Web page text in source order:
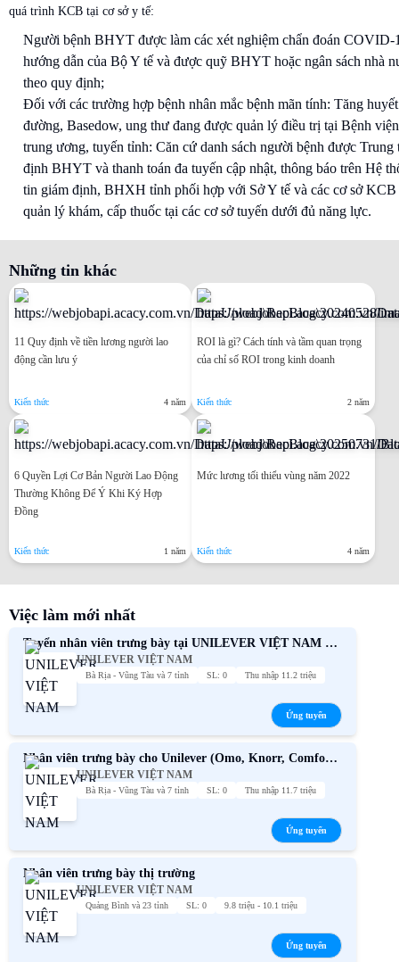
quá trình KCB tại cơ sở y tế:
Người bệnh BHYT được làm các xét nghiệm chẩn đoán COVID-
hướng dẫn của Bộ Y tế và được quỹ BHYT hoặc ngân sách nhà
theo quy định;
Đối với các trường hợp bệnh nhân mắc bệnh mãn tính: Tăng
đường, Basedow, ung thư đang được quản lý điều trị tại Bệnh
trung ương, tuyến tỉnh: Căn cứ danh sách người bệnh được Trung
định BHYT và thanh toán đa tuyến cập nhật, thông báo trên Hệ
tin giám định, BHXH tỉnh phối hợp với Sở Y tế và các cơ sở KCB
quản lý khám, cấp thuốc tại các cơ sở tuyến dưới đủ năng lực.
Việc làm mới nhất
Tuyển nhân viên trưng bày tại UNILEVER VIỆT NAM –
Thu nhập cạnh tranh
UNILEVER VIỆT NAM
Bà Rịa - Vũng Tàu và 7 tỉnh SL: 0 Thu nhập 11.2 triệu
Ứng tuyển
Nhân viên trưng bày cho Unilever (Omo, Knorr, Comfort,
Sunsilk, P/S,...)UNILEVER VIỆT NAM
Bà Rịa - Vũng Tàu và 7 tỉnh SL: 0 Thu nhập 11.7 triệu
Ứng tuyển
Nhân viên trưng bày thị trường
UNILEVER VIỆT NAM
Quảng Bình và 23 tỉnh SL: 0 9.8 triệu - 10.1 triệu
Ứng tuyển
Những tin khác
11 Quy định về tiền lương người lao
động cần lưu ý
Kiến thức 4 năm
ROI là gì? Cách tính và tầm quan trọng
của chỉ số ROI trong kinh doanh
Kiến thức 2 năm
6 Quyền Lợi Cơ Bản Người Lao Động
Thường Không Để Ý Khi Ký Hợp
Đồng
Kiến thức 1 năm
Mức lương tối thiểu vùng năm 2022
Kiến thức 4 năm